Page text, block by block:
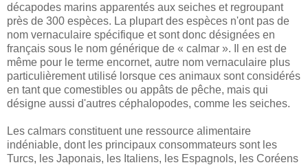
décapodes marins apparentés aux seiches et regroupant
près de 300 espèces. La plupart des espèces n'ont pas de
nom vernaculaire spécifique et sont donc désignées en
français sous le nom générique de « calmar ». Il en est de
même pour le terme encornet, autre nom vernaculaire plus
particulièrement utilisé lorsque ces animaux sont considérés
en tant que comestibles ou appâts de pêche, mais qui
désigne aussi d'autres céphalopodes, comme les seiches.
Les calmars constituent une ressource alimentaire
indéniable, dont les principaux consommateurs sont les
Turcs, les Japonais, les Italiens, les Espagnols, les Coréens